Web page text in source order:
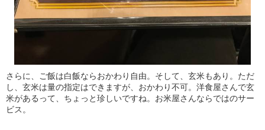
さらに、ご飯は白飯ならおかわり自由。そして、玄米もあり。ただ
し、玄米は量の指定はできますが、おかわり不可。洋食屋さんで玄
米があるって、ちょっと珍しいですね。お米屋さんならではのサー
ビス。